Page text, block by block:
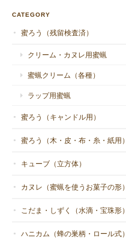
CATEGORY
蜜ろう（残留検査済）
クリーム・カヌレ用蜜蝋
蜜蝋クリーム（各種）
ラップ用蜜蝋
蜜ろう（キャンドル用）
蜜ろう（木・皮・布・糸・紙用）
キューブ（立方体）
カヌレ（蜜蝋を使うお菓子の形）
こだま・しずく（水滴・宝珠形）
ハニカム（蜂の巣柄・ロール式）